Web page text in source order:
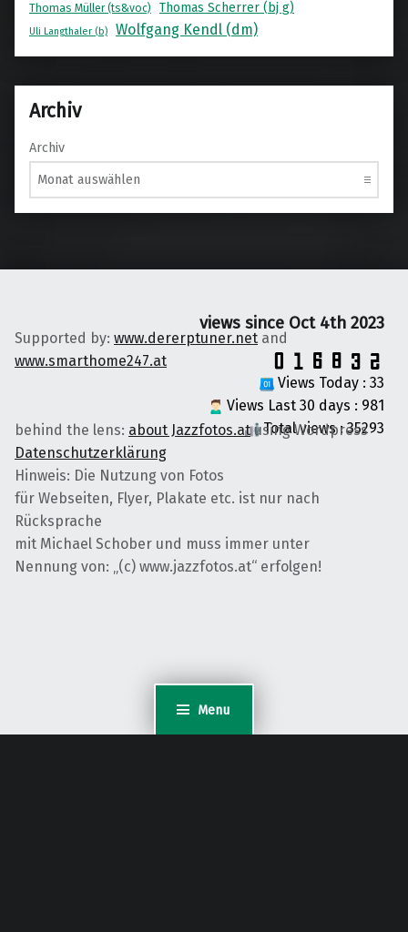
Menu
Thomas Müller (ts&voc)
Thomas Scherrer (bj g)
Uli Langthaler (b) Wolfgang Kendl (dm)
Archiv
Archiv
Supported by: www.dererptuner.net and
www.smarthome247.at
behind the lens: about Jazzfotos.atusing Wordpress
Datenschutzerklärung
Hinweis: Die Nutzung von Fotos
für Webseiten, Flyer, Plakate etc. ist nur nach
Rücksprache
mit Michael Schober und muss immer unter
Nennung von: „(c) www.jazzfotos.at“ erfolgen!
views since Oct 4th 2023
Views Today : 33
Views Last 30 days : 981
Total views : 35293